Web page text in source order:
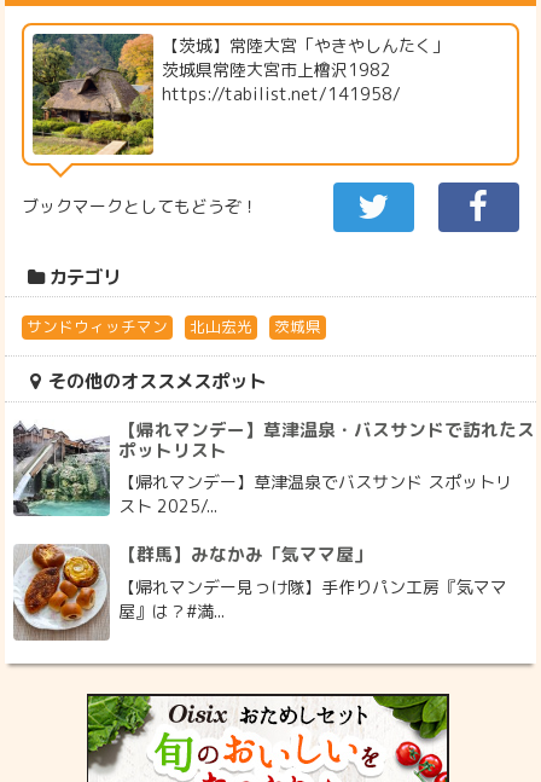
【茨城】常陸大宮「やきやしんたく」
茨城県常陸大宮市上檜沢1982
https://tabilist.net/141958/
ブックマークとしてもどうぞ！
カテゴリ
サンドウィッチマン 北山宏光 茨城県
その他のオススメスポット
【帰れマンデー】草津温泉・バスサンドで訪れたス
ポットリスト
【帰れマンデー】草津温泉でバスサンド スポットリ
スト 2025/...
【群馬】みなかみ「気ママ屋」
【帰れマンデー見っけ隊】手作りパン工房『気ママ
屋』は？#満...